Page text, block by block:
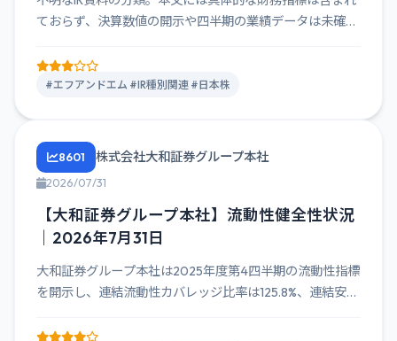
ておらず、決算数値の開示や四半期の業績データは未確認
#エフアンドエム #IR種別関連 #日本株
8601 株式会社大和証券グループ本社
2026/07/31
【大和証券グループ本社】流動性健全性状況
｜2026年7月31日
大和証券グループ本社は2025年度第4四半期の流動性指標
を開示し、連結流動性カバレッジ比率は125.8%、連結安定